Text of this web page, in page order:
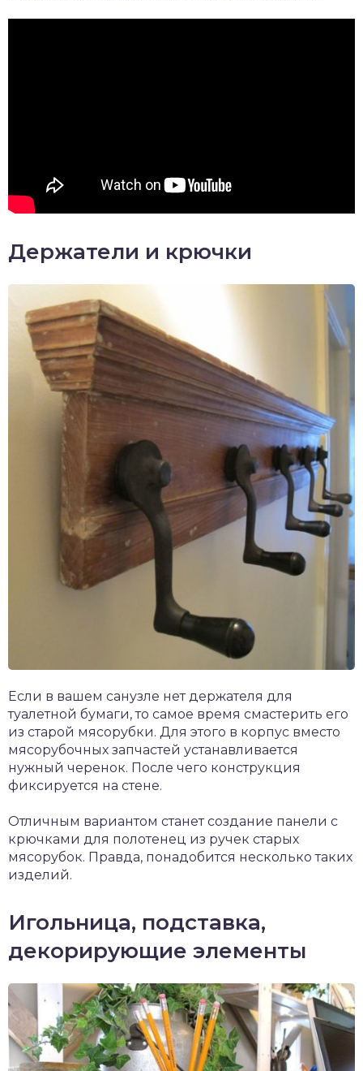
Держатели и крючки
Если в вашем санузле нет держателя для
туалетной бумаги, то самое время смастерить его
из старой мясорубки. Для этого в корпус вместо
мясорубочных запчастей устанавливается
нужный черенок. После чего конструкция
фиксируется на стене.
Отличным вариантом станет создание панели с
крючками для полотенец из ручек старых
мясорубок. Правда, понадобится несколько таких
изделий.
Игольница, подставка,
декорирующие элементы